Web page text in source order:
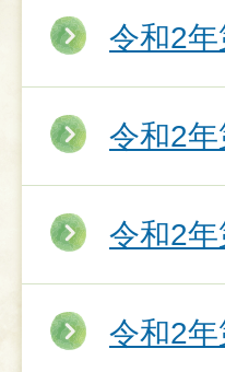
令和2
令和2
令和2
令和2